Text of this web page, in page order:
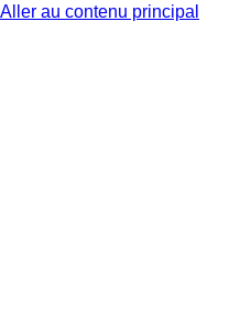
Aller au contenu principal